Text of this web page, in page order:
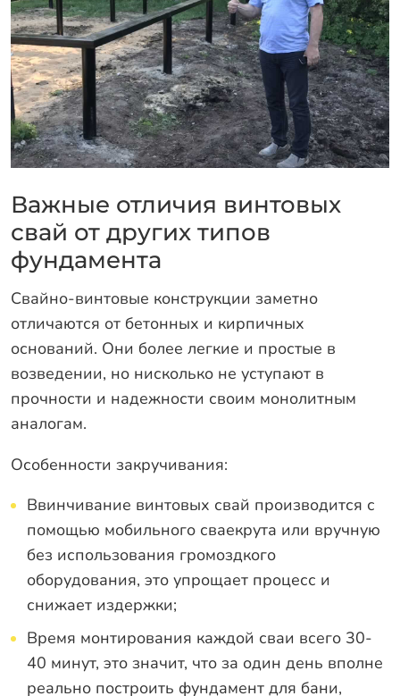
Важные отличия винтовых
свай от других типов
фундамента
Свайно-винтовые конструкции заметно
отличаются от бетонных и кирпичных
оснований. Они более легкие и простые в
возведении, но нисколько не уступают в
прочности и надежности своим монолитным
аналогам.
Особенности закручивания:
Ввинчивание винтовых свай производится с
помощью мобильного сваекрута или вручную
без использования громоздкого
оборудования, это упрощает процесс и
снижает издержки;
Время монтирования каждой сваи всего 30-
40 минут, это значит, что за один день вполне
реально построить фундамент для бани,